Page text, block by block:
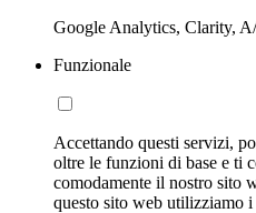
Google Analytics, Clarity,
Funzionale
Accettando questi servizi,
oltre le funzioni di base e ti
comodamente il nostro sito
questo sito web utilizziamo